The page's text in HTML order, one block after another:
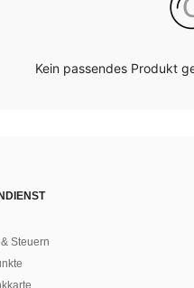
Kein passendes Produkt
Steuern